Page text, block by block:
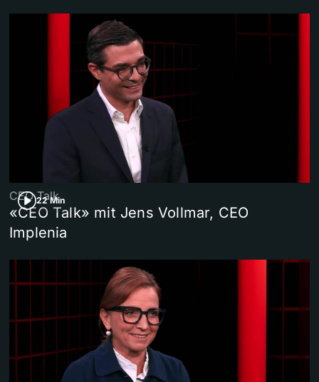
22 Min
CEO Talk
«CEO Talk» mit Jens Vollmar, CEO
Implenia